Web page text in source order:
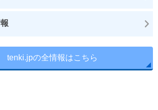
tenki.jpの全情報はこちら